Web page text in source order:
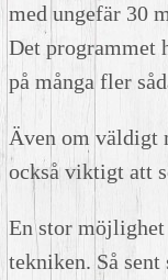
med ungefär 30
Det programmet
på många fler
Även om väldigt
också viktigt att
En stor möjlighet
tekniken. Så